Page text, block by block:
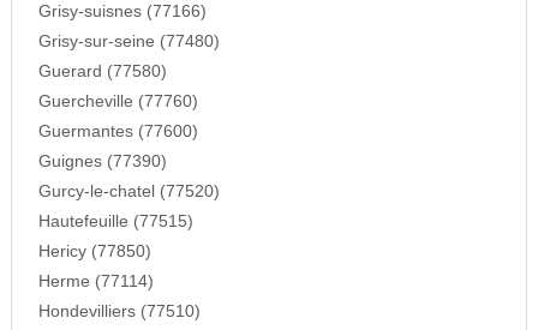
Grisy-suisnes (77166)
Grisy-sur-seine (77480)
Guerard (77580)
Guercheville (77760)
Guermantes (77600)
Guignes (77390)
Gurcy-le-chatel (77520)
Hautefeuille (77515)
Hericy (77850)
Herme (77114)
Hondevilliers (77510)